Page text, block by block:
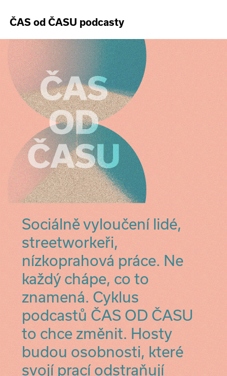
ČAS od ČASU podcasty
Sociálně vyloučení lidé,
streetworkeři,
nízkoprahová práce. Ne
každý chápe, co to
znamená. Cyklus
podcastů ČAS OD ČASU
to chce změnit. Hosty
budou osobnosti, které
svojí prací odstraňují